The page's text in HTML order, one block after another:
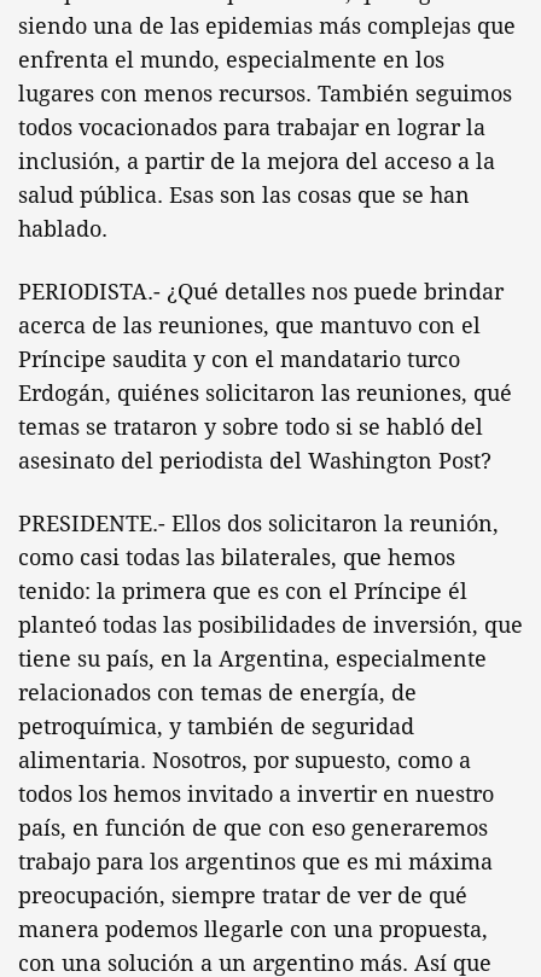
siendo una de las epidemias más complejas que
enfrenta el mundo, especialmente en los
lugares con menos recursos. También seguimos
todos vocacionados para trabajar en lograr la
inclusión, a partir de la mejora del acceso a la
salud pública. Esas son las cosas que se han
hablado.
PERIODISTA.- ¿Qué detalles nos puede brindar
acerca de las reuniones, que mantuvo con el
Príncipe saudita y con el mandatario turco
Erdogán, quiénes solicitaron las reuniones, qué
temas se trataron y sobre todo si se habló del
asesinato del periodista del Washington Post?
PRESIDENTE.- Ellos dos solicitaron la reunión,
como casi todas las bilaterales, que hemos
tenido: la primera que es con el Príncipe él
planteó todas las posibilidades de inversión, que
tiene su país, en la Argentina, especialmente
relacionados con temas de energía, de
petroquímica, y también de seguridad
alimentaria. Nosotros, por supuesto, como a
todos los hemos invitado a invertir en nuestro
país, en función de que con eso generaremos
trabajo para los argentinos que es mi máxima
preocupación, siempre tratar de ver de qué
manera podemos llegarle con una propuesta,
con una solución a un argentino más. Así que